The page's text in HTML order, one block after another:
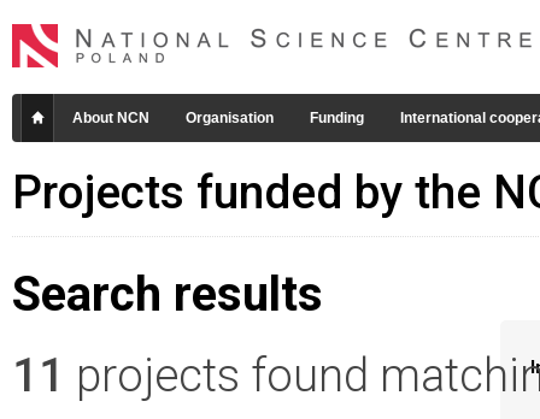
About NCN Organisation Funding International
Projects funded by the
Search results
11 projects found